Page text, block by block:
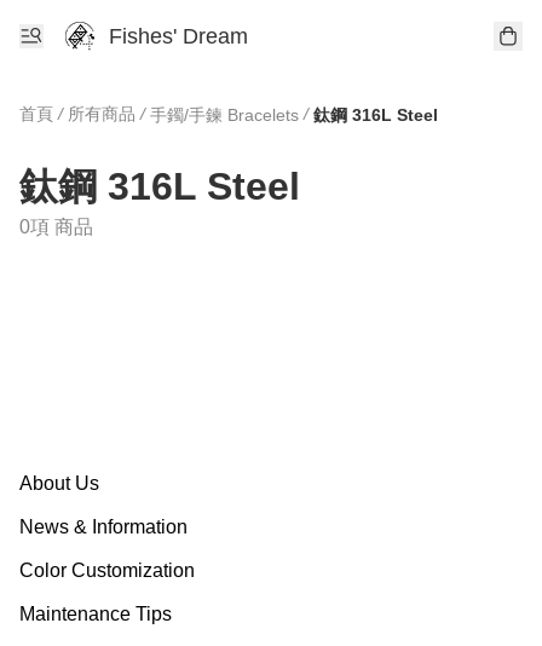
Fishes' Dream
首頁 / 所有商品 / 手鐲/手鍊 Bracelets / 鈦鋼 316L Steel
鈦鋼 316L Steel
0項 商品
About Us
News & Information
Color Customization
Maintenance Tips